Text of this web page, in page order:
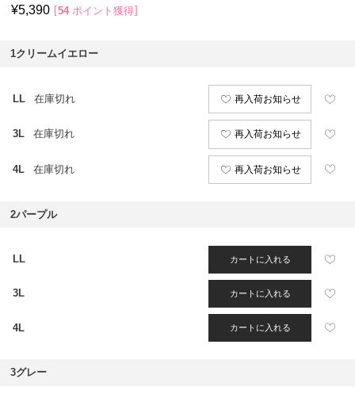
¥5,390 54 ポイント獲得
1クリームイエロー
LL 在庫切れ 再入荷お知らせ
3L 在庫切れ 再入荷お知らせ
4L 在庫切れ 再入荷お知らせ
2パープル
LL カートに入れる
3L カートに入れる
4L カートに入れる
3グレー